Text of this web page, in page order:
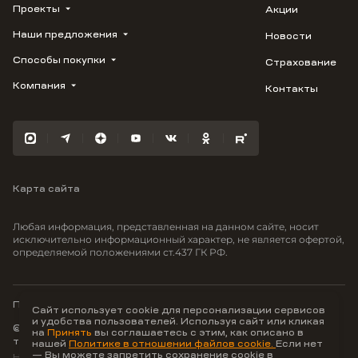
Проекты
ВЕРН
1799
Флора
Отражение
Моретта
Вместе
Наши предложения
Купить квартиру
Студию
3-комнатную
Способы покупки
Трейд-ин
100% оплата
Компания
Карьера
Акции
Новости
Страхование
Контакты
Карта сайта
Любая информация, представленная на данном сайте, носит
исключительно информационный характер, не является офертой,
определяемой положениями ст.437 ГК РФ.
© ООО Неоагентство, ИНН 9703176621,
тел.:+7 800 707-87-38
Политика конфиденциальности
Сайт использует cookie для персонализации сервисов
и удобства пользователей. Используя сайт или кликая
на Принять вы соглашаетесь с этим, как описано в
нашей Политике в отношении файлов cookie. Если нет
— Вы можете запретить сохранение cookie в